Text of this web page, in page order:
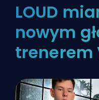
LOUD
nowym
trenerem